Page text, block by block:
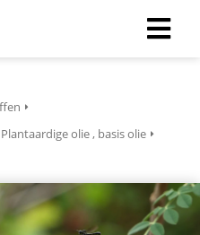
Plantaardige olie , basis olie